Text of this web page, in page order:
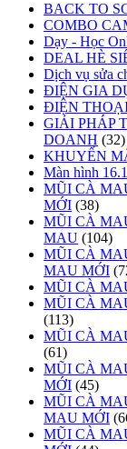
BACK TO
COMBO
Dạy - Học
DEAL HÈ
Dịch vụ sửa
ĐIỆN GIA
ĐIỆN
GIẢI PHÁP
DOANH (32)
KHUYẾN
Màn hình
MŨI CÀ
MỚI (38)
MŨI CÀ
MAU (104)
MŨI CÀ
MAU MỚI
MŨI CÀ
MŨI CÀ
(113)
MŨI CÀ
(61)
MŨI CÀ
MỚI (45)
MŨI CÀ
MAU MỚI
MŨI CÀ